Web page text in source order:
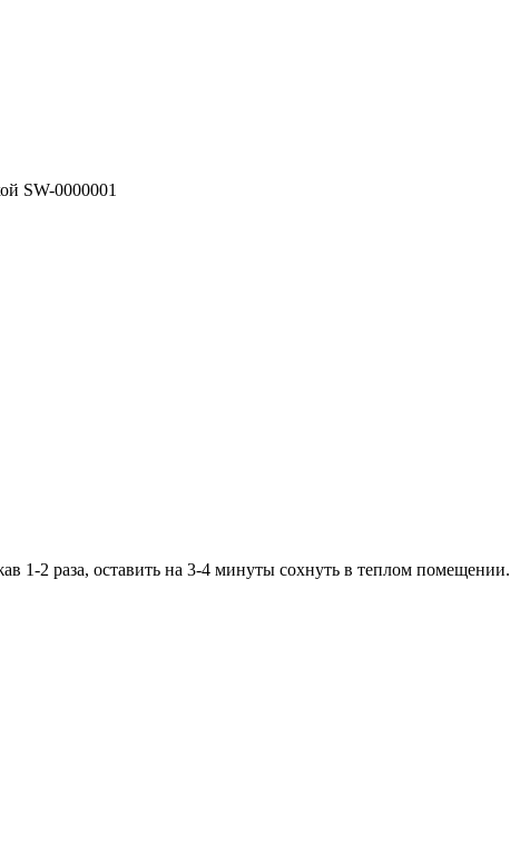
SW-0000001
1-2 раза, оставить на 3-4 минуты сохнуть в теплом помещении.